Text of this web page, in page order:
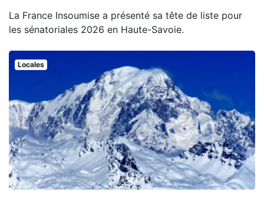
La France Insoumise a présenté sa tête de liste pour
les sénatoriales 2026 en Haute-Savoie.
Locales